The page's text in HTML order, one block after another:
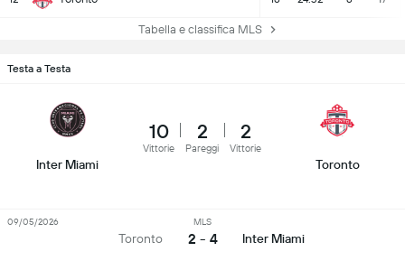
Tabella e classifica MLS
Testa a Testa
Inter Miami
10
Vittorie
2
Pareggi
2
Vittorie
Toronto
Toronto
MLS
2 - 4 Inter Miami
09/05/2026